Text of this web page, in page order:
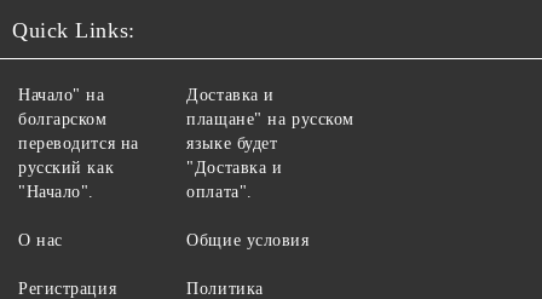
Quick Links:
Начало" на
болгарском
переводится на
русский как
"Начало".
О нас
Регистрация
Доставка и
плащане" на русском
языке будет
"Доставка и
оплата".
Общие условия
Политика